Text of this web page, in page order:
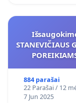
STANEVIČIAUS
884 parašai
22 Parašai / 12
7 Jun 2025